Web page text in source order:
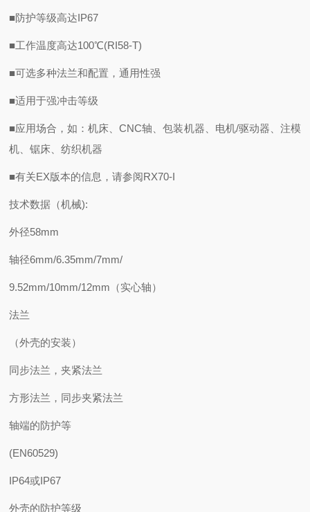
■防护等级高达IP67
■工作温度高达100℃(RI58-T)
■可选多种法兰和配置，通用性强
■适用于强冲击等级
■应用场合，如：机床、CNC轴、包装机器、电机/驱动器、注模
机、锯床、纺织机器
■有关EX版本的信息，请参阅RX70-I
技术数据（机械):
外径58mm
轴径6mm/6.35mm/7mm/
9.52mm/10mm/12mm（实心轴）
法兰
（外壳的安装）
同步法兰，夹紧法兰
方形法兰，同步夹紧法兰
轴端的防护等
(EN60529)
IP64或IP67
外壳的防护等级